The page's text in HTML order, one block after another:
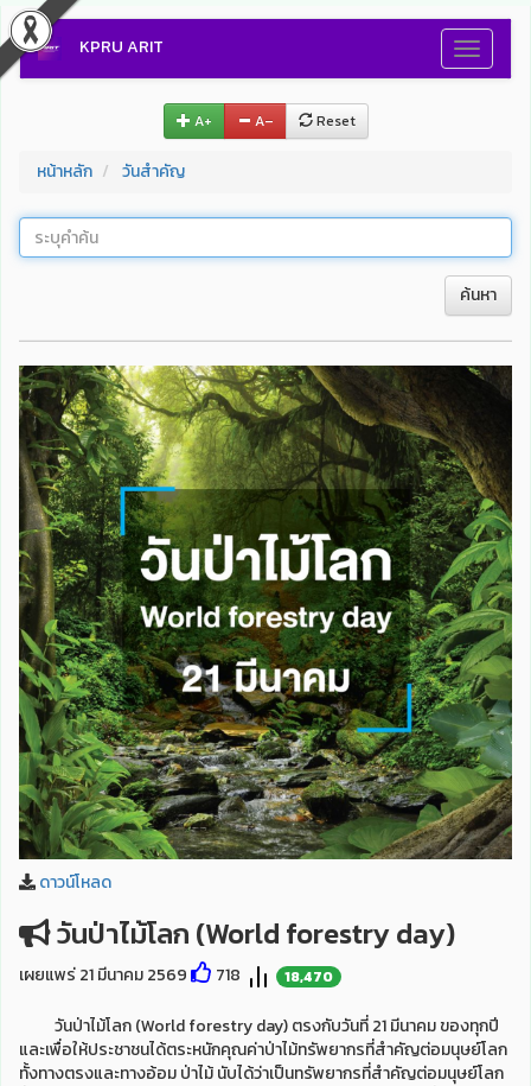
Toggle
KPRU ARIT
A+ A– Reset
หน้าหลัก วันสำคัญ
ค้นหา
ดาวน์โหลด
วันป่าไม้โลก (World forestry day)
เผยแพร่ 21 มีนาคม 2569 718 18,470
วันป่าไม้โลก (World forestry day) ตรงกับวันที่ 21 มีนาคม ของทุกปี
และเพื่อให้ประชาชนได้ตระหนักคุณค่าป่าไม้ทรัพยากรที่สำคัญต่อมนุษย์โลก
ทั้งทางตรงและทางอ้อม ป่าไม้ นับได้ว่าเป็นทรัพยากรที่สำคัญต่อมนุษย์โลก